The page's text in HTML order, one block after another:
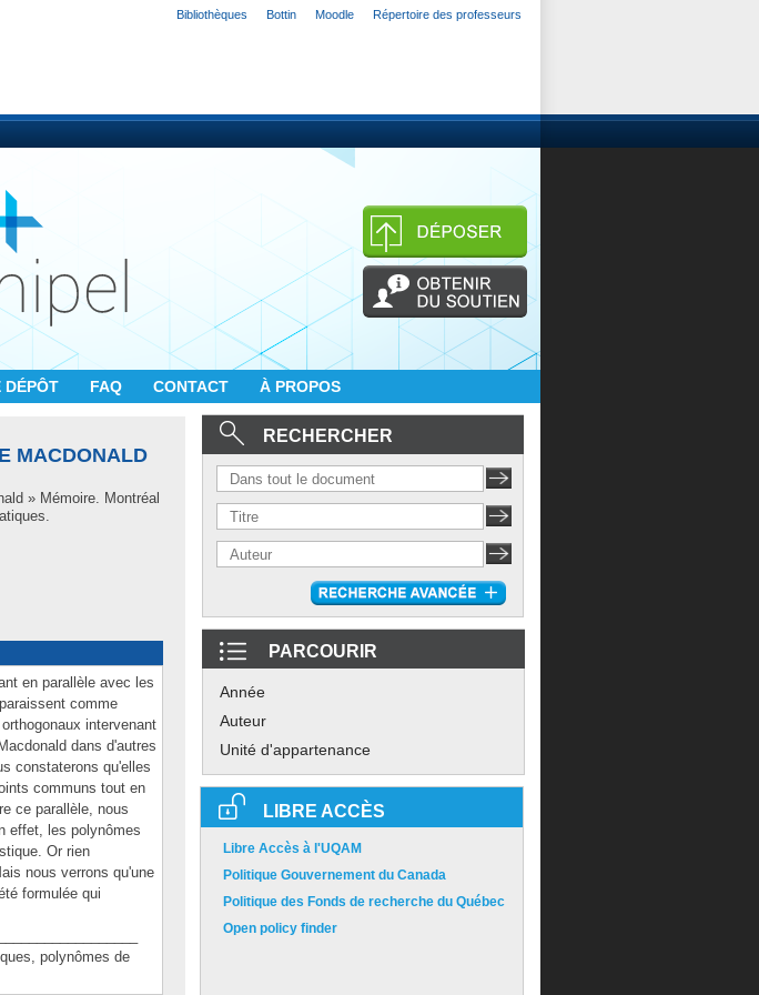
Bibliothèques Bottin Moodle Répertoire des professeurs
DÉPÔT FAQ CONTACT À PROPOS
MACDONALD
» Mémoire. Montréal
en parallèle avec les
comme
intervenant
dans d'autres
constaterons qu'elles
communs tout en
ce parallèle, nous
effet, les polynômes
Or rien
nous verrons qu'une
formulée qui
polynômes de
RECHERCHER
PARCOURIR
Année
Auteur
Unité d'appartenance
LIBRE ACCÈS
Libre Accès à l'UQAM
Politique Gouvernement du Canada
Politique des Fonds de recherche du Québec
Open policy finder